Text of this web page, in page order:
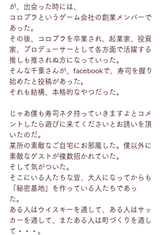
が、出会った時には、
コロプラというゲーム会社の創業メンバーで
あった。
その後、コロプラを卒業され、起業家、投資
家、プロデューサーとして各方面で活躍する
推しも推されぬ方になっていった。
そんな千葉さんが、facebookで、寿司を握り
始めたと投稿があった。
それも結構、本格的なやつだった。
じゃあ僕も寿司ネタ持っていきますよとコメ
ントしたら遊びに来てくださいとお誘いを頂
いたのだ。
某所の素敵なご自宅にお邪魔した。僕以外に
素敵なゲストが複数招かれていた。
そして気がついた。
そこにいる人たちな皆、大人になってからも
「秘密基地」を作っている人たちであっ
た。
ある人はウイスキーを通して、ある人はサッ
カーを通して、またある人は町づくりを通し
て・・・。